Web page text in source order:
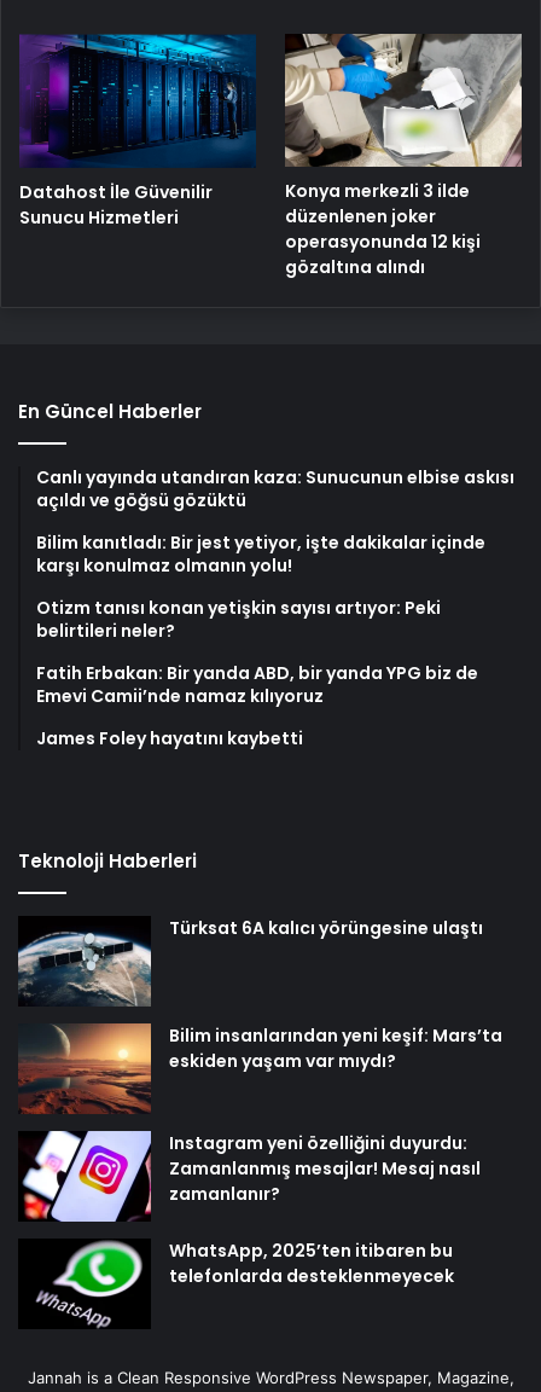
Datahost İle Güvenilir
Sunucu Hizmetleri
Konya merkezli 3 ilde
düzenlenen joker
operasyonunda 12 kişi
gözaltına alındı
En Güncel Haberler
Canlı yayında utandıran kaza: Sunucunun elbise askısı
açıldı ve göğsü gözüktü
Bilim kanıtladı: Bir jest yetiyor, işte dakikalar içinde
karşı konulmaz olmanın yolu!
Otizm tanısı konan yetişkin sayısı artıyor: Peki
belirtileri neler?
Fatih Erbakan: Bir yanda ABD, bir yanda YPG biz de
Emevi Camii’nde namaz kılıyoruz
James Foley hayatını kaybetti
Teknoloji Haberleri
Türksat 6A kalıcı yörüngesine ulaştı
Bilim insanlarından yeni keşif: Mars’ta
eskiden yaşam var mıydı?
Instagram yeni özelliğini duyurdu:
Zamanlanmış mesajlar! Mesaj nasıl
zamanlanır?
WhatsApp, 2025’ten itibaren bu
telefonlarda desteklenmeyecek
Jannah is a Clean Responsive WordPress Newspaper, Magazine,